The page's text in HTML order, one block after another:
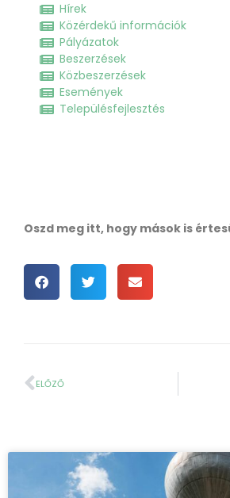
Hírek
Közérdekű információk
Pályázatok
Beszerzések
Közbeszerzések
Események
Településfejlesztés
Oszd meg itt, hogy mások is
ELŐZŐ